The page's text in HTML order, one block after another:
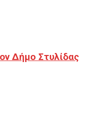
Δήμο Στυλίδας